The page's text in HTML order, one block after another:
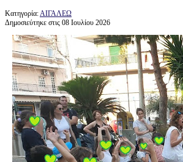
Κατηγορία:ΑΙΓΑΛΕΩ
Δημοσιεύτηκε στις 08 Ιουλίου 2026